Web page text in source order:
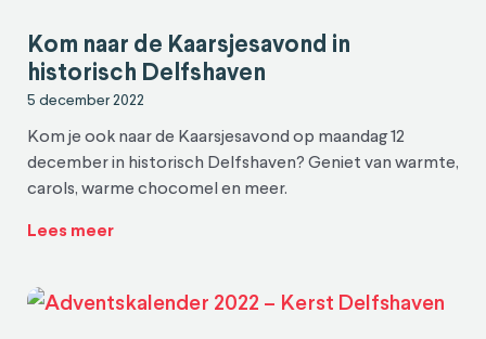
Kom naar de Kaarsjesavond in
historisch Delfshaven
5 december 2022
Kom je ook naar de Kaarsjesavond op maandag 12
december in historisch Delfshaven? Geniet van warmte,
carols, warme chocomel en meer.
Lees meer